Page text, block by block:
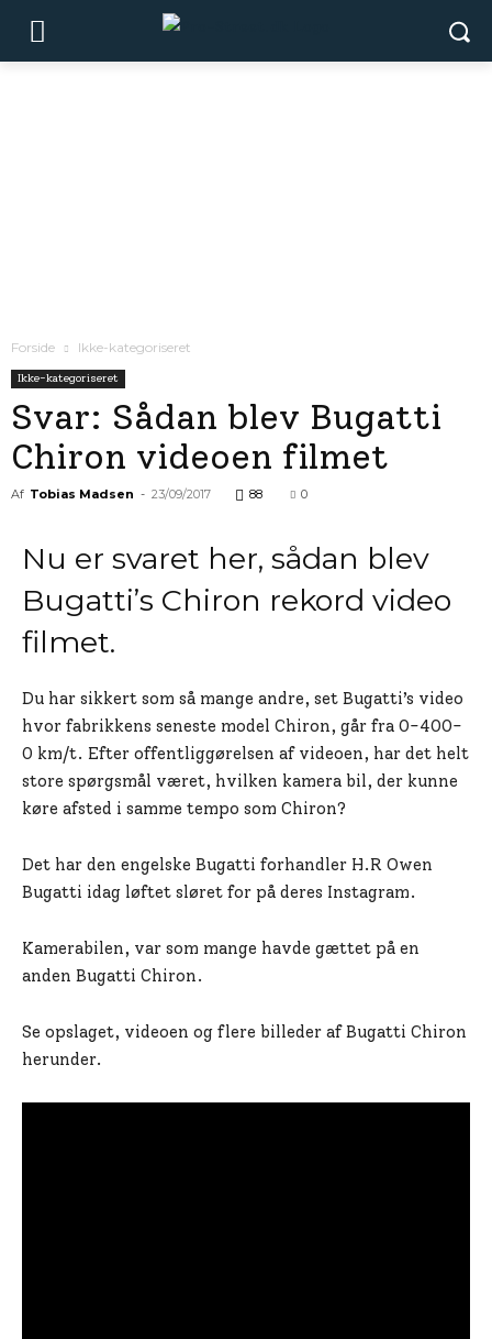
Forside Ikke-kategoriseret
Ikke-kategoriseret
Svar: Sådan blev Bugatti
Chiron videoen filmet
Af Tobias Madsen - 23/09/2017 88 0
Nu er svaret her, sådan blev
Bugatti’s Chiron rekord video
filmet.
Du har sikkert som så mange andre, set Bugatti’s video
hvor fabrikkens seneste model Chiron, går fra 0-400-
0 km/t. Efter offentliggørelsen af videoen, har det helt
store spørgsmål været, hvilken kamera bil, der kunne
køre afsted i samme tempo som Chiron?
Det har den engelske Bugatti forhandler H.R Owen
Bugatti idag løftet sløret for på deres Instagram.
Kamerabilen, var som mange havde gættet på en
anden Bugatti Chiron.
Se opslaget, videoen og flere billeder af Bugatti Chiron
herunder.